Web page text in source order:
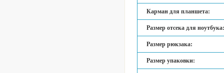
Карман для планшета:
Размер отсека для ноутбука:
Размер рюкзака:
Размер упаковки: